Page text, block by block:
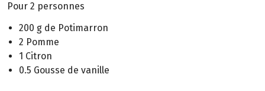
Pour 2 personnes
200 g de Potimarron
2 Pomme
1 Citron
0.5 Gousse de vanille